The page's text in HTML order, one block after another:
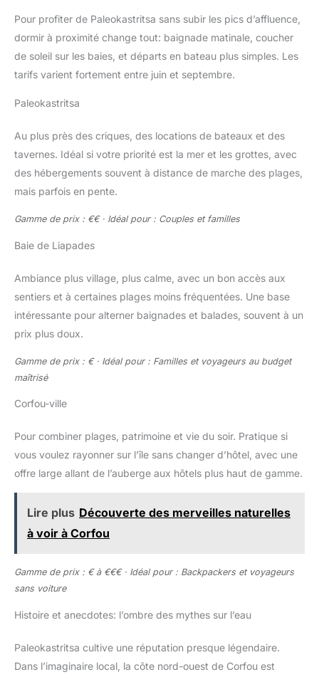
Pour profiter de Paleokastritsa sans subir les pics d’affluence,
dormir à proximité change tout: baignade matinale, coucher
de soleil sur les baies, et départs en bateau plus simples. Les
tarifs varient fortement entre juin et septembre.
Paleokastritsa
Au plus près des criques, des locations de bateaux et des
tavernes. Idéal si votre priorité est la mer et les grottes, avec
des hébergements souvent à distance de marche des plages,
mais parfois en pente.
Gamme de prix : €€ · Idéal pour : Couples et familles
Baie de Liapades
Ambiance plus village, plus calme, avec un bon accès aux
sentiers et à certaines plages moins fréquentées. Une base
intéressante pour alterner baignades et balades, souvent à un
prix plus doux.
Gamme de prix : € · Idéal pour : Familles et voyageurs au budget
maîtrisé
Corfou-ville
Pour combiner plages, patrimoine et vie du soir. Pratique si
vous voulez rayonner sur l’île sans changer d’hôtel, avec une
offre large allant de l’auberge aux hôtels plus haut de gamme.
Lire plus Découverte des merveilles naturelles
à voir à Corfou
Gamme de prix : € à €€€ · Idéal pour : Backpackers et voyageurs
sans voiture
Histoire et anecdotes: l’ombre des mythes sur l’eau
Paleokastritsa cultive une réputation presque légendaire.
Dans l’imaginaire local, la côte nord-ouest de Corfou est